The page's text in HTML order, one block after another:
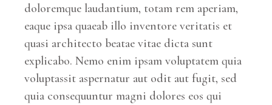
doloremque laudantium, totam rem aperiam,
eaque ipsa quaeab illo inventore veritatis et
quasi architecto beatae vitae dicta sunt
explicabo. Nemo enim ipsam voluptatem quia
voluptassit aspernatur aut odit aut fugit, sed
quia consequuntur magni dolores eos qui